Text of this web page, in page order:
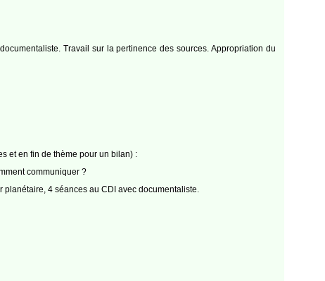
Travail sur la pertinence des sources. Appropriation du
et en fin de thème pour un bilan) :
communiquer ?
planétaire, 4 séances au CDI avec documentaliste.